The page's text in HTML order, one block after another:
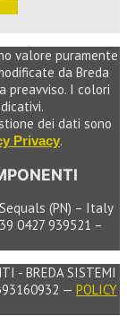
valore puramente
da Breda
preavviso. I colori
dei dati sono
Privacy.
(PN) – Italy
0427 939521 –
- BREDA SISTEMI
— POLICY